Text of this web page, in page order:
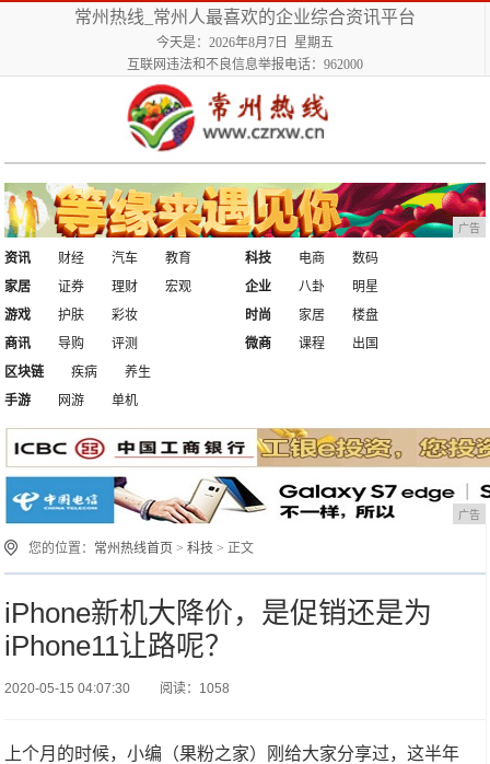
常州热线_常州人最喜欢的企业综合资讯平台
今天是：2026年8月7日 星期五
互联网违法和不良信息举报电话：962000
广告
资讯 财经 汽车
教育
家居
证券 理财 宏观
科技 电商
数码
企业
八卦
明星
游戏
护肤
彩妆
商讯
导购 评测
时尚 家居
楼盘
微商
课程
出国
区块链
疾病
养生
手游
网游 单机
广告
您的位置： 常州热线首页 >科技 > 正文
iPhone新机大降价，是促销还是为
iPhone11让路呢？
2020-05-15 04:07:30 阅读：1058
上个月的时候，小编（果粉之家）刚给大家分享过，这半年